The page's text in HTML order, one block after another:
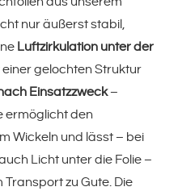
nur äußerst stabil,
Luftzirkulation unter der
einer gelochten Struktur
Einsatzzweck–
ermöglicht den
Wickeln und lässt – bei
Licht unter die Folie –
Transport zu Gute. Die